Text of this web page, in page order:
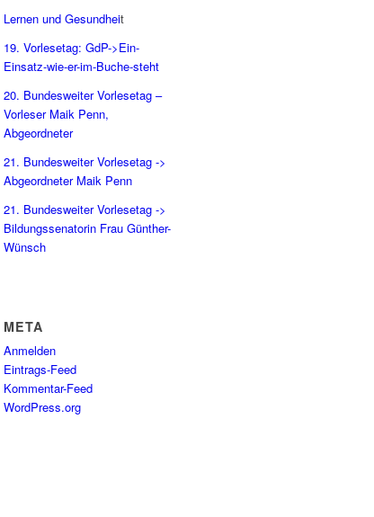
Lernen und Gesundheit
19. Vorlesetag: GdP->Ein-
Einsatz-wie-er-im-Buche-steht
20. Bundesweiter Vorlesetag –
Vorleser Maik Penn,
Abgeordneter
21. Bundesweiter Vorlesetag ->
Abgeordneter Maik Penn
21. Bundesweiter Vorlesetag ->
Bildungssenatorin Frau Günther-
Wünsch
META
Anmelden
Eintrags-Feed
Kommentar-Feed
WordPress.org